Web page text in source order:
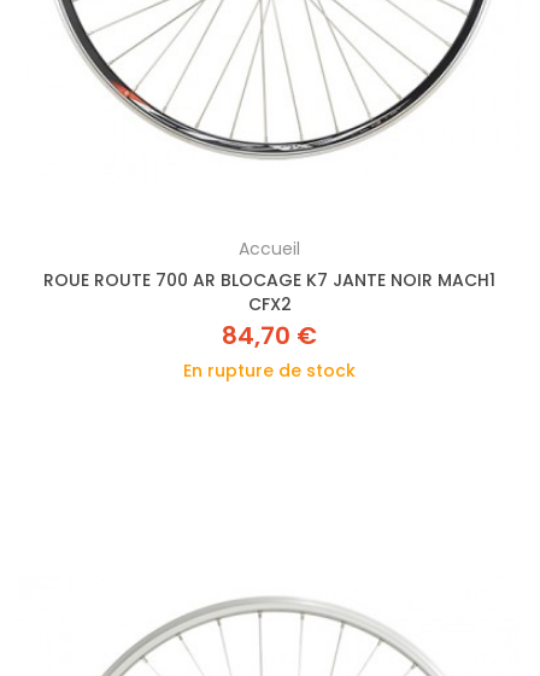
Accueil
ROUE ROUTE 700 AR BLOCAGE K7 JANTE NOIR MACH1
CFX2
84,70 €
En rupture de stock